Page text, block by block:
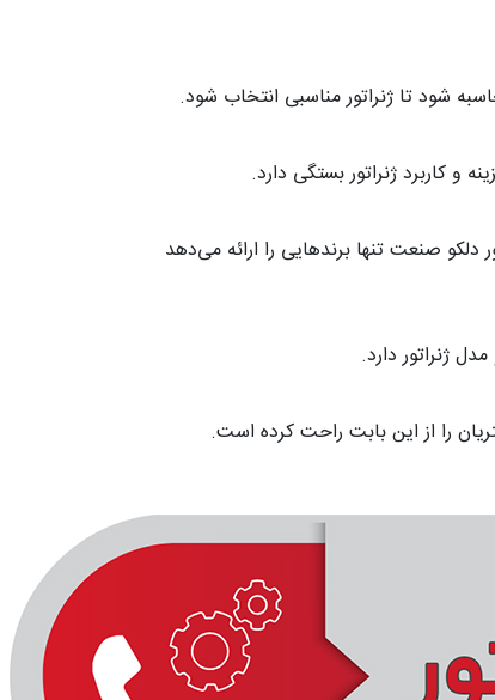
شود تا ژنراتور مناسبی انتخاب شود.
و کاربرد ژنراتور بستگی دارد.
صنعت تنها برندهایی را ارائه می‌دهد
ژنراتور دارد.
را از این بابت راحت کرده است.